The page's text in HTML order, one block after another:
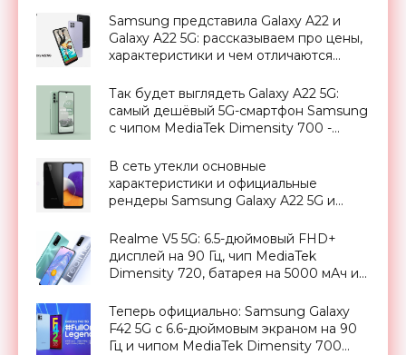
Samsung представила Galaxy A22 и
Galaxy A22 5G: рассказываем про цены,
характеристики и чем отличаются
Так будет выглядеть Galaxy A22 5G:
самый дешёвый 5G-смартфон Samsung
с чипом MediaTek Dimensity 700 -
В сеть утекли основные
характеристики и официальные
рендеры Samsung Galaxy A22 5G и
Realme V5 5G: 6.5-дюймовый FHD+
дисплей на 90 Гц, чип MediaTek
Dimensity 720, батарея на 5000 мАч и
Теперь официально: Samsung Galaxy
F42 5G с 6.6-дюймовым экраном на 90
Гц и чипом MediaTek Dimensity 700